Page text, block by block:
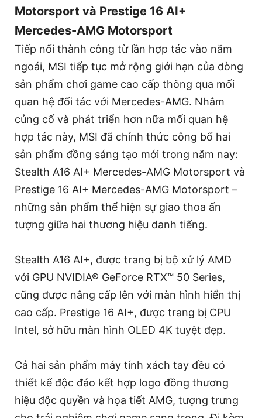
Motorsport và Prestige 16 AI+
Mercedes-AMG Motorsport
Tiếp nối thành công từ lần hợp tác vào năm
ngoái, MSI tiếp tục mở rộng giới hạn của dòng
sản phẩm chơi game cao cấp thông qua mối
quan hệ đối tác với Mercedes-AMG. Nhằm
củng cố và phát triển hơn nữa mối quan hệ
hợp tác này, MSI đã chính thức công bố hai
sản phẩm đồng sáng tạo mới trong năm nay:
Stealth A16 AI+ Mercedes-AMG Motorsport và
Prestige 16 AI+ Mercedes-AMG Motorsport –
những sản phẩm thể hiện sự giao thoa ấn
tượng giữa hai thương hiệu danh tiếng.
Stealth A16 AI+, được trang bị bộ xử lý AMD
với GPU NVIDIA® GeForce RTX™ 50 Series,
cũng được nâng cấp lên với màn hình hiển thị
cao cấp. Prestige 16 AI+, được trang bị CPU
Intel, sở hữu màn hình OLED 4K tuyệt đẹp.
Cả hai sản phẩm máy tính xách tay đều có
thiết kế độc đáo kết hợp logo đồng thương
hiệu độc quyền và họa tiết AMG, tượng trưng